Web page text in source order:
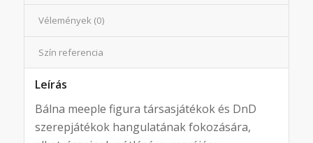
Vélemények (0)
Szín referencia
Leírás
Bálna meeple figura társasjátékok és DnD
szerepjátékok hangulatának fokozására,